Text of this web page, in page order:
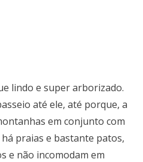
lindo e super arborizado.
até ele, até porque, a
em conjunto com
praias e bastante patos,
e não incomodam em